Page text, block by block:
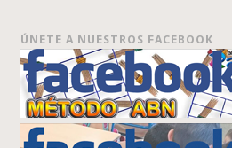
ÚNETE A NUESTROS FACEBOOK